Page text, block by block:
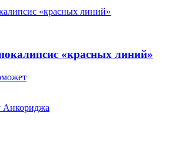
«красных линий»